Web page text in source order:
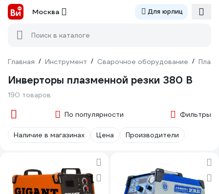
Москва Для юрлиц
Поиск в каталоге
Главная / Инструмент / Сварочное оборудование /
Инверторы плазменной резки 380 В
190 товаров
По популярности Фильтры
Наличие в магазинах Цена Производители